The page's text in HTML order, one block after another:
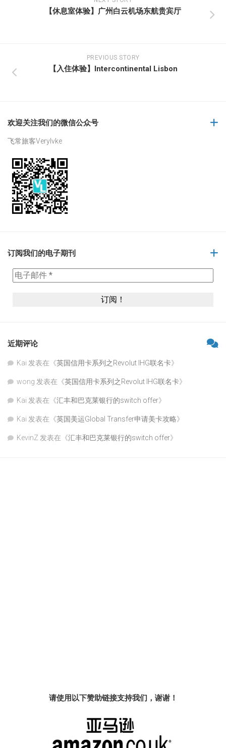
【休息室体验】广州白云机场东航贵宾厅
PREVIOUS STORY
【入住体验】Intercontinental Lisbon
欢迎关注我们的微信公众号
飞常旅客Verylvke
订阅我们的电子期刊
近期评论
Kai 发表在《英国信用卡系列之Revolut IHG联名卡》
wong 发表在《英国信用卡系列之Revolut IHG联名卡》
Kai 发表在《汇丰和巴克莱银行的switch offer》
Kai 发表在《英国美运Global Transfer申请美卡攻略》
KevinZ 发表在《汇丰和巴克莱银行的switch offer》
请使用以下赞助链接支持我们，谢谢！